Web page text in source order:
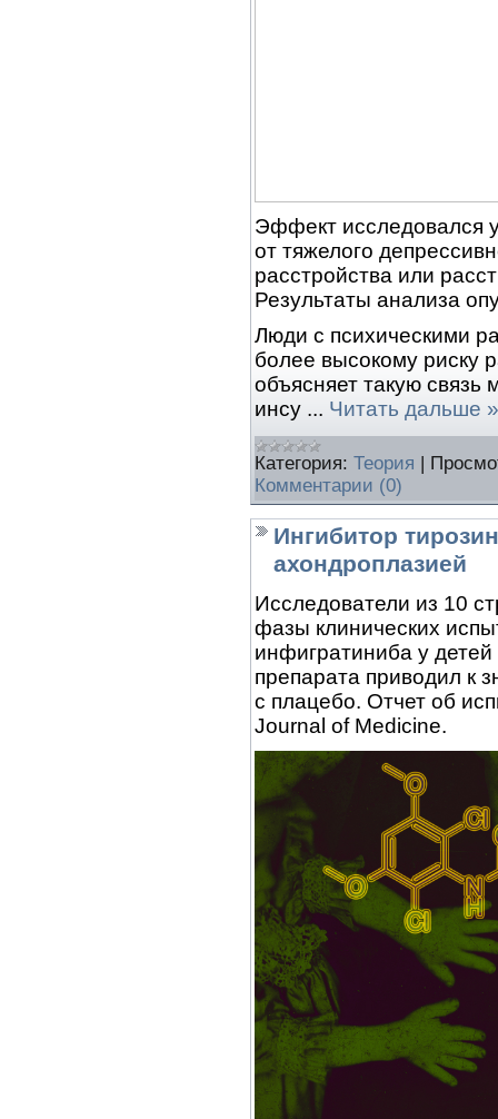
Эффект исследовался
от тяжелого
расстройства или
Результаты анализа
Люди с психическими
более высокому риску
объясняет такую связь
инсу ... Читать дальше »
Категория: Теория |
Комментарии (0)
Ингибитор
ахондроплазией
Исследователи из 10
фазы клинических
инфигратиниба у
препарата приводил к
с плацебо. Отчет об
Journal of Medicine.